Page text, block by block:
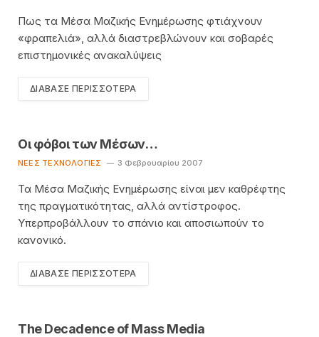
Πως τα Μέσα Μαζικής Ενημέρωσης φτιάχνουν
«φραπελιά», αλλά διαστρεβλώνουν και σοβαρές
επιστημονικές ανακαλύψεις
ΔΙΆΒΑΣΕ ΠΕΡΙΣΣΌΤΕΡΑ
Οι φόβοι των Μέσων…
ΝΈΕΣ ΤΕΧΝΟΛΟΓΊΕΣ 3 Φεβρουαρίου 2007
Τα Μέσα Μαζικής Ενημέρωσης είναι μεν καθρέφτης
της πραγματικότητας, αλλά αντίστροφος.
Υπερπροβάλλουν το σπάνιο και αποσιωπούν το
κανονικό.
ΔΙΆΒΑΣΕ ΠΕΡΙΣΣΌΤΕΡΑ
The Decadence of Mass Media